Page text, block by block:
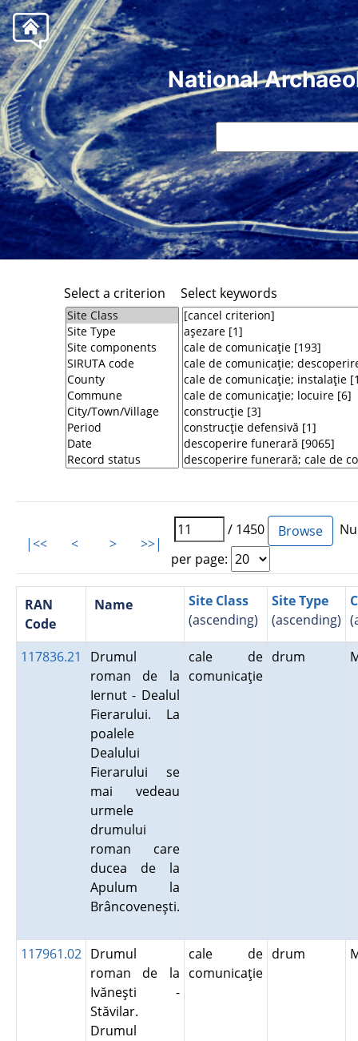
National
Select a criterion Select keywords
|<< < > >>|
/ 1450
per page:
RAN
Code
Name
Site Class
(ascending)
Site Type
(ascending)
117836.21
Drumul
roman de la
Iernut - Dealul
Fierarului. La
poalele
Dealului
Fierarului se
mai vedeau
urmele
drumului
roman care
ducea de la
Apulum la
Brâncoveneşti.
cale de
comunicaţie
drum
117961.02 Drumul
roman de la
Ivăneşti -
Stăvilar.
Drumul
cale de
comunicaţie
drum